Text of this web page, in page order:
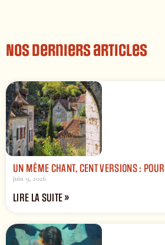
Nos derniers articles
UN MÊME CHANT, CENT VERSIONS :
juin 9, 2026
LIRE LA SUITE »